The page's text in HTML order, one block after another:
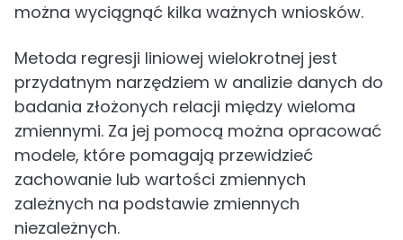
można wyciągnąć kilka ważnych wniosków.
Metoda regresji liniowej wielokrotnej jest
przydatnym narzędziem w analizie danych do
badania złożonych relacji między wieloma
zmiennymi. Za jej pomocą można opracować
modele, które pomagają przewidzieć
zachowanie lub wartości zmiennych
zależnych na podstawie zmiennych
niezależnych.